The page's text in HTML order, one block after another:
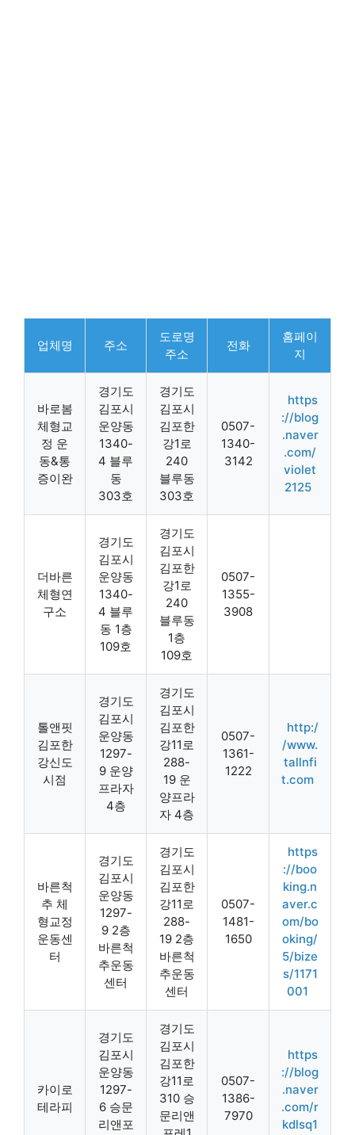
업체명 주소
도로명
주소
전화
홈페이
지
바로봄
체형교
정 운
동&통
증이완
경기도
김포시
운양동
1340-
4 블루
동
303호
경기도
김포시
김포한
강1로
240
블루동
303호
0507-
1340-
3142
https
://blog
.naver
.com/
violet
2125
더바른
체형연
구소
경기도
김포시
운양동
1340-
4 블루
동 1층
109호
경기도
김포시
김포한
강1로
240
블루동
1층
109호
0507-
1355-
3908
톨앤핏
김포한
강신도
시점
경기도
김포시
운양동
1297-
9 운양
프라자
4층
경기도
김포시
김포한
강11로
288-
19 운
양프라
자 4층
0507-
1361-
1222
http:/
/www.
tallnfi
t.com
바른척
추 체
형교정
운동센
터
경기도
김포시
운양동
1297-
9 2층
바른척
추운동
센터
경기도
김포시
김포한
강11로
288-
19 2층
바른척
추운동
센터
0507-
1481-
1650
https
://boo
king.n
aver.c
om/bo
oking/
5/bize
s/1171
001
카이로
테라피
경기도
김포시
운양동
1297-
6 승문
리앤포
경기도
김포시
김포한
강11로
310 승
문리앤
0507-
1386-
7970
https
://blog
.naver
.com/r
kdlsq1